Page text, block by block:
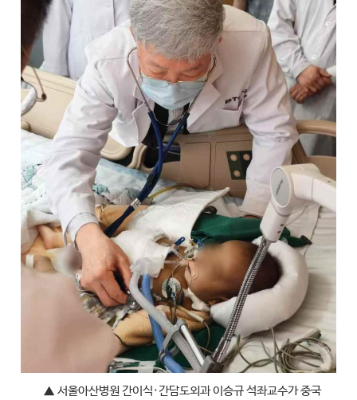
▲ 서울아산병원 간이식·간담도외과 이승규 석좌교수가 중국